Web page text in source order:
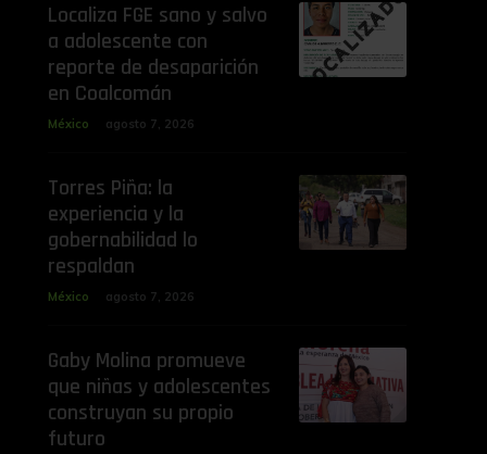
Localiza FGE sano y salvo
a adolescente con
reporte de desaparición
en Coalcomán
México agosto 7, 2026
Torres Piña: la
experiencia y la
gobernabilidad lo
respaldan
México agosto 7, 2026
Gaby Molina promueve
que niñas y adolescentes
construyan su propio
futuro